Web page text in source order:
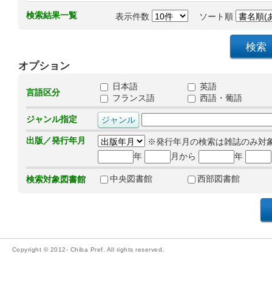
検索結果一覧 表示件数 ソート順
オプション
言語区分
日本語
英語
フランス語
西語・葡語
ジャンル指定
出版／発行年月
※発行年月の検索は雑誌のみ対
年
月から 年
検索対象図書館 中央図書館 西部図書館
Copyright © 2012- Chiba Pref. All rights reserved.